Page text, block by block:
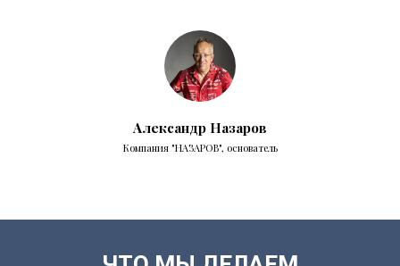
Александр Назаров
Компания "НАЗАРОВ", основатель